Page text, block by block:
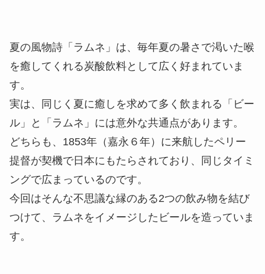
夏の風物詩「ラムネ」は、毎年夏の暑さで渇いた喉
を癒してくれる炭酸飲料として広く好まれていま
す。
実は、同じく夏に癒しを求めて多く飲まれる「ビー
ル」と「ラムネ」には意外な共通点があります。
どちらも、1853年（嘉永６年）に来航したペリー
提督が契機で日本にもたらされており、同じタイミ
ングで広まっているのです。
今回はそんな不思議な縁のある2つの飲み物を結び
つけて、ラムネをイメージしたビールを造っていま
す。